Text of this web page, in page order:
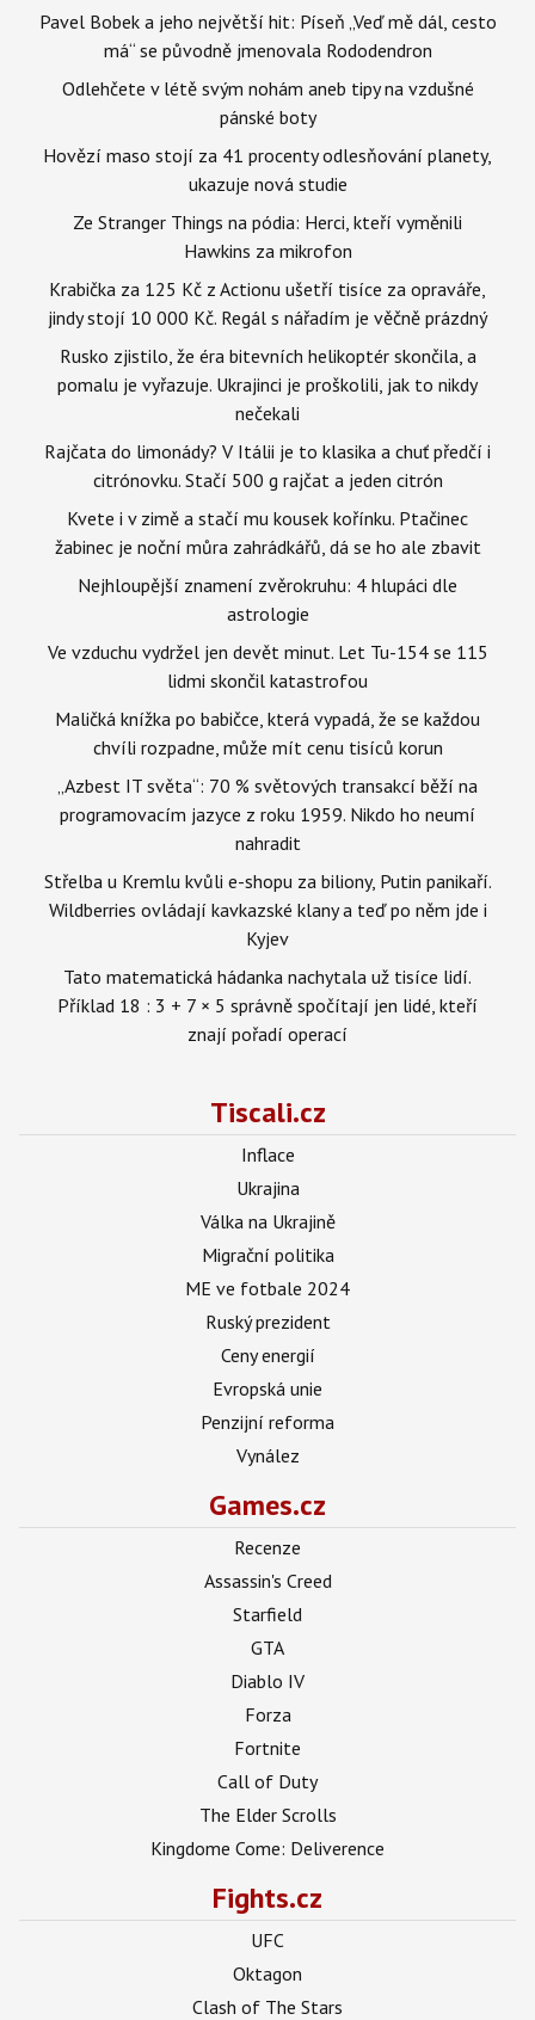
Pavel Bobek a jeho největší hit: Píseň „Veď mě dál, cesto
má“ se původně jmenovala Rododendron
Odlehčete v létě svým nohám aneb tipy na vzdušné
pánské boty
Hovězí maso stojí za 41 procenty odlesňování planety,
ukazuje nová studie
Ze Stranger Things na pódia: Herci, kteří vyměnili
Hawkins za mikrofon
Krabička za 125 Kč z Actionu ušetří tisíce za opraváře,
jindy stojí 10 000 Kč. Regál s nářadím je věčně prázdný
Rusko zjistilo, že éra bitevních helikoptér skončila, a
pomalu je vyřazuje. Ukrajinci je proškolili, jak to nikdy
nečekali
Rajčata do limonády? V Itálii je to klasika a chuť předčí i
citrónovku. Stačí 500 g rajčat a jeden citrón
Kvete i v zimě a stačí mu kousek kořínku. Ptačinec
žabinec je noční můra zahrádkářů, dá se ho ale zbavit
Nejhloupější znamení zvěrokruhu: 4 hlupáci dle
astrologie
Ve vzduchu vydržel jen devět minut. Let Tu-154 se 115
lidmi skončil katastrofou
Maličká knížka po babičce, která vypadá, že se každou
chvíli rozpadne, může mít cenu tisíců korun
„Azbest IT světa“: 70 % světových transakcí běží na
programovacím jazyce z roku 1959. Nikdo ho neumí
nahradit
Střelba u Kremlu kvůli e-shopu za biliony, Putin panikaří.
Wildberries ovládají kavkazské klany a teď po něm jde i
Kyjev
Tato matematická hádanka nachytala už tisíce lidí.
Příklad 18 : 3 + 7 × 5 správně spočítají jen lidé, kteří
znají pořadí operací
Tiscali.cz
Inflace
Ukrajina
Válka na Ukrajině
Migrační politika
ME ve fotbale 2024
Ruský prezident
Ceny energií
Evropská unie
Penzijní reforma
Vynález
Games.cz
Recenze
Assassin's Creed
Starfield
GTA
Diablo IV
Forza
Fortnite
Call of Duty
The Elder Scrolls
Kingdome Come: Deliverence
Fights.cz
UFC
Oktagon
Clash of The Stars